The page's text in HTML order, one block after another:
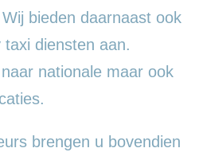
bieden daarnaast ook
diensten aan.
nationale maar ook
brengen u bovendien